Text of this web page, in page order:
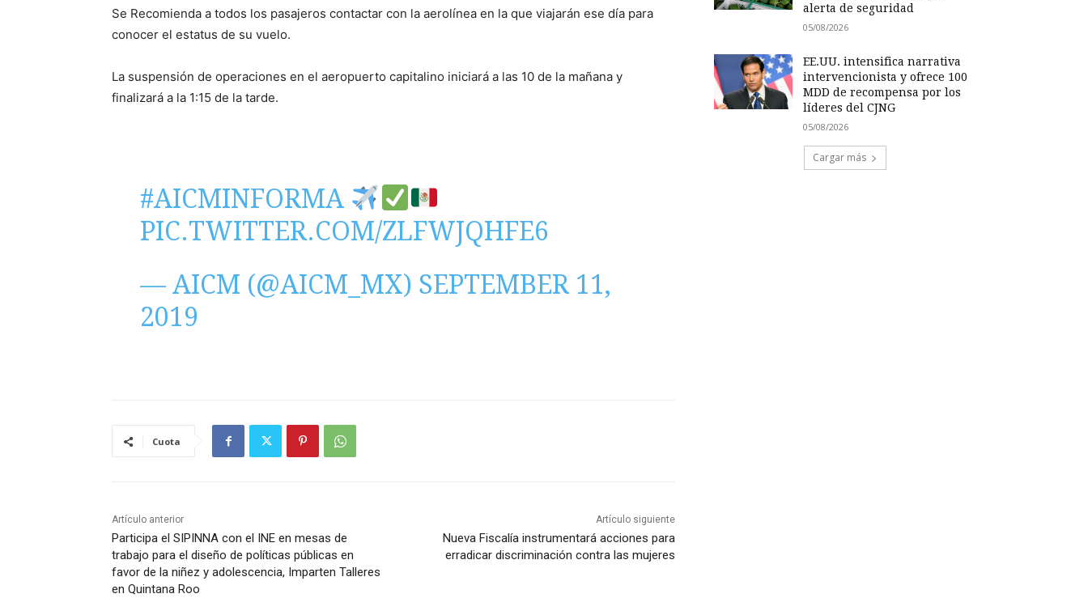
Se Recomienda a todos los pasajeros contactar con la aerolínea en la que viajarán ese día para
conocer el estatus de su vuelo.
La suspensión de operaciones en el aeropuerto capitalino iniciará a las 10 de la mañana y
finalizará a la 1:15 de la tarde.
#AICMINFORMA
PIC.TWITTER.COM/ZLFWJQHFE6
— AICM (@AICM_MX) SEPTEMBER 11,
2019
Cuota
Artículo anterior
Participa el SIPINNA con el INE en mesas de
trabajo para el diseño de políticas públicas en
favor de la niñez y adolescencia, Imparten Talleres
en Quintana Roo
Artículo siguiente
Nueva Fiscalía instrumentará acciones para
erradicar discriminación contra las mujeres
alerta de seguridad
05/08/2026
EE.UU. intensifica narrativa
intervencionista y ofrece 100
MDD de recompensa por los
líderes del CJNG
05/08/2026
Cargar más